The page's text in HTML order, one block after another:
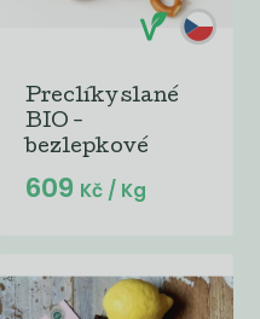
Preclíky slané
BIO -
bezlepkové
609 Kč / Kg